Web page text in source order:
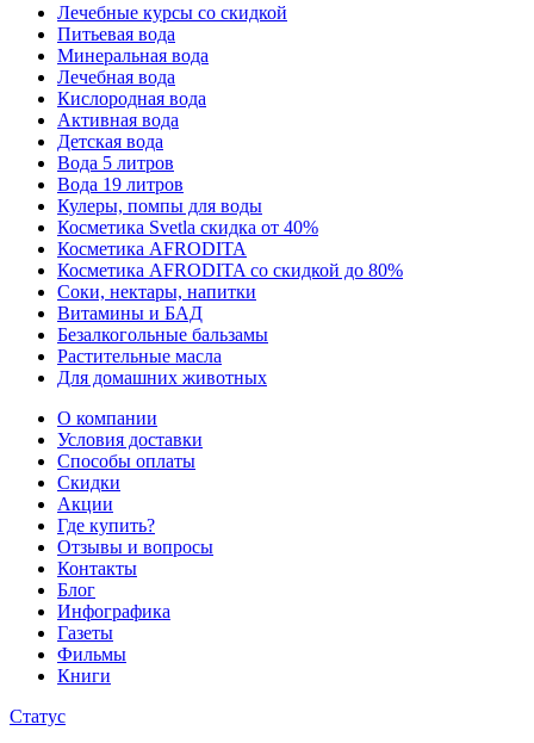
Лечебные курсы со скидкой
Питьевая вода
Минеральная вода
Лечебная вода
Кислородная вода
Активная вода
Детская вода
Вода 5 литров
Вода 19 литров
Кулеры, помпы для воды
Косметика Svetla скидка от 40%
Косметика AFRODITA
Косметика AFRODITA со скидкой до 80%
Соки, нектары, напитки
Витамины и БАД
Безалкогольные бальзамы
Растительные масла
Для домашних животных
О компании
Условия доставки
Способы оплаты
Скидки
Акции
Где купить?
Отзывы и вопросы
Контакты
Блог
Инфографика
Газеты
Фильмы
Книги
Статус